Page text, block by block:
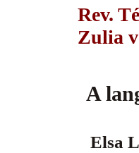
Rev.
Zulia
A
Elsa